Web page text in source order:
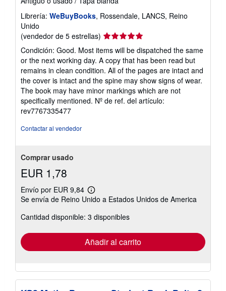
Librería: WeBuyBooks, Rossendale, LANCS, Reino
Unido
(vendedor de 5 estrellas) Calificación
vendedor:
5
de
5
estrellas
Condición: Good. Most items will be dispatched the same
or the next working day. A copy that has been read but
remains in clean condition. All of the pages are intact and
the cover is intact and the spine may show signs of wear.
The book may have minor markings which are not
specifically mentioned. Nº de ref. del artículo:
rev7767335477
Contactar al vendedor
Comprar usado
EUR 1,78
Envío por EUR 9,84
Más
información
las
tarifas
envío
Se envía de Reino Unido a Estados Unidos de America
Cantidad disponible: 3 disponibles
Añadir al carrito